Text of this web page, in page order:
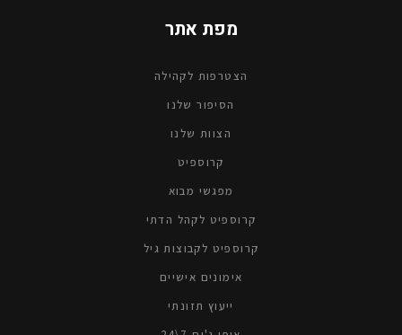
מפת אתר
הצטרפות לקהילה
הסיפור שלנו
הצוות שלנו
קרוספיטׁ
מפגשי מבוא
קרוספיט לקהל הדתי
קרוספיט לקבוצות גיל
אימונים אישיים
ייעוץ תזונתי